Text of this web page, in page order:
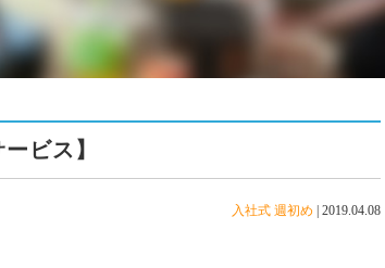
ビス】
入社式 週初め 2019.04.08